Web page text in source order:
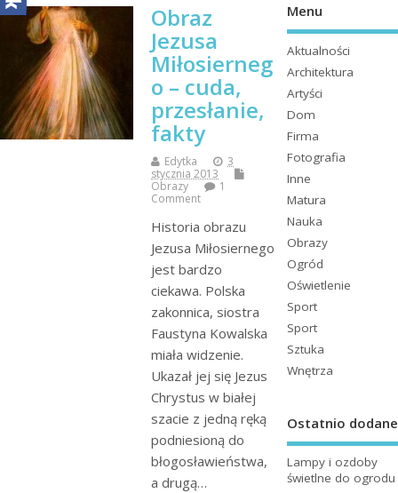
Obraz
Jezusa
Miłosierneg
o – cuda,
przesłanie,
fakty
Edytka
3
stycznia 2013
Obrazy
1
Comment
Historia obrazu
Jezusa Miłosiernego
jest bardzo
ciekawa. Polska
zakonnica, siostra
Faustyna Kowalska
miała widzenie.
Ukazał jej się Jezus
Chrystus w białej
szacie z jedną ręką
podniesioną do
błogosławieństwa,
a drugą…
Menu
Aktualności
Architektura
Artyści
Dom
Firma
Fotografia
Inne
Matura
Nauka
Obrazy
Ogród
Oświetlenie
Sport
Sport
Sztuka
Wnętrza
Ostatnio dodane
Lampy i ozdoby
świetlne do ogrodu